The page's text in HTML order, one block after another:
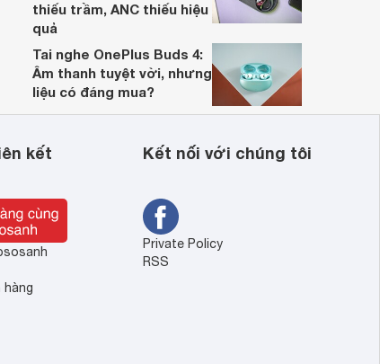
thiếu trầm, ANC thiếu hiệu
quả
Tai nghe OnePlus Buds 4:
Âm thanh tuyệt vời, nhưng
liệu có đáng mua?
kết
hàng
Kết nối với chúng tôi
Private Policy
RSS